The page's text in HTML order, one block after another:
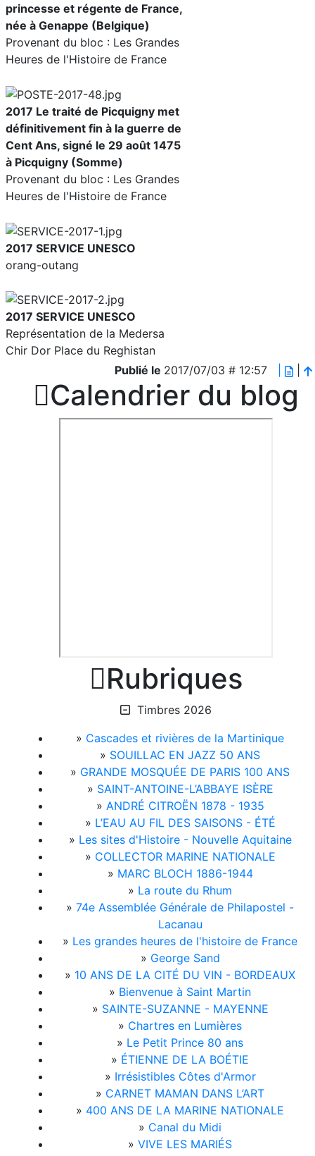
princesse et régente de France,
née à Genappe (Belgique)
Provenant du bloc : Les Grandes
Heures de l'Histoire de France
2017 Le traité de Picquigny met
définitivement fin à la guerre de
Cent Ans, signé le 29 août 1475
à Picquigny (Somme)
Provenant du bloc : Les Grandes
Heures de l'Histoire de France
2017 SERVICE UNESCO
orang-outang
2017 SERVICE UNESCO
Représentation de la Medersa
Chir Dor Place du Reghistan
Publié le 2017/07/03 # 12:57
Calendrier du blog
Rubriques
Timbres 2026
» Cascades et rivières de la Martinique
» SOUILLAC EN JAZZ 50 ANS
» GRANDE MOSQUÉE DE PARIS 100 ANS
» SAINT-ANTOINE-L’ABBAYE ISÈRE
» ANDRÉ CITROËN 1878 - 1935
» L’EAU AU FIL DES SAISONS - ÉTÉ
» Les sites d'Histoire - Nouvelle Aquitaine
» COLLECTOR MARINE NATIONALE
» MARC BLOCH 1886-1944
» La route du Rhum
» 74e Assemblée Générale de Philapostel -
Lacanau
» Les grandes heures de l'histoire de France
» George Sand
» 10 ANS DE LA CITÉ DU VIN - BORDEAUX
» Bienvenue à Saint Martin
» SAINTE-SUZANNE - MAYENNE
» Chartres en Lumières
» Le Petit Prince 80 ans
» ÉTIENNE DE LA BOÉTIE
» Irrésistibles Côtes d'Armor
» CARNET MAMAN DANS L’ART
» 400 ANS DE LA MARINE NATIONALE
» Canal du Midi
» VIVE LES MARIÉS